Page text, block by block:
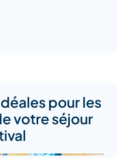
pour les
votre séjour